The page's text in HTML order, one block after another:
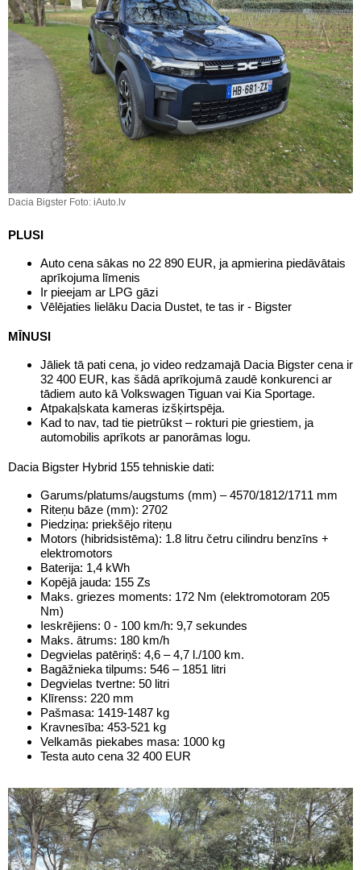
Dacia Bigster Foto: iAuto.lv
PLUSI
Auto cena sākas no 22 890 EUR, ja apmierina piedāvātais
aprīkojuma līmenis
Ir pieejam ar LPG gāzi
Vēlējaties lielāku Dacia Dustet, te tas ir - Bigster
MĪNUSI
Jāliek tā pati cena, jo video redzamajā Dacia Bigster cena ir
32 400 EUR, kas šādā aprīkojumā zaudē konkurenci ar
tādiem auto kā Volkswagen Tiguan vai Kia Sportage.
Atpakaļskata kameras izšķirtspēja.
Kad to nav, tad tie pietrūkst – rokturi pie griestiem, ja
automobilis aprīkots ar panorāmas logu.
Dacia Bigster Hybrid 155 tehniskie dati:
Garums/platums/augstums (mm) – 4570/1812/1711 mm
Riteņu bāze (mm): 2702
Piedziņa: priekšējo riteņu
Motors (hibridsistēma): 1.8 litru četru cilindru benzīns +
elektromotors
Baterija: 1,4 kWh
Kopējā jauda: 155 Zs
Maks. griezes moments: 172 Nm (elektromotoram 205
Nm)
Ieskrējiens: 0 - 100 km/h: 9,7 sekundes
Maks. ātrums: 180 km/h
Degvielas patēriņš: 4,6 – 4,7 l./100 km.
Bagāžnieka tilpums: 546 – 1851 litri
Degvielas tvertne: 50 litri
Klīrenss: 220 mm
Pašmasa: 1419-1487 kg
Kravnesība: 453-521 kg
Velkamās piekabes masa: 1000 kg
Testa auto cena 32 400 EUR